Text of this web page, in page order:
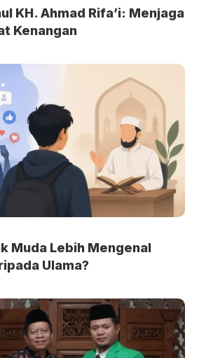
KH. Ahmad Rifa’i: Menjaga
Kenangan
Muda Lebih Mengenal
Ulama?